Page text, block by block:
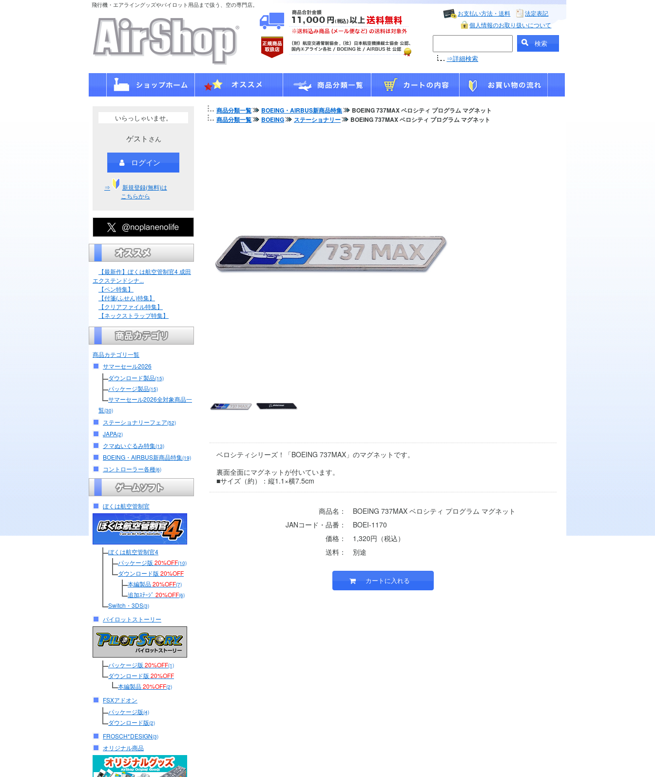
飛行機・エアライングッズやパイロット用品まで扱う、空の専門店。
お支払い方法・送料
法定表記
個人情報のお取り扱いについて
⇒詳細検索
いらっしゃいませ。
ゲスト さん
ログイン
⇒
新規登録(無料)は
こちらから
【最新作】ぼくは航空管制官4 成田
エクステンドシナ...
【ペン特集】
【付箋(ふせん)特集】
【クリアファイル特集】
【ネックストラップ特集】
商品カテゴリ一覧
サマーセール2026
ダウンロード製品(15)
パッケージ製品(15)
サマーセール2026全対象商品一
覧(30)
ステーショナリーフェア(52)
JAPA(2)
クマぬいぐるみ特集(13)
BOEING・AIRBUS新商品特集(19)
コントローラー各種(6)
ぼくは航空管制官
ぼくは航空管制官4
パッケージ版 20%OFF(10)
ダウンロード版 20%OFF
本編製品20%OFF(7)
追加ｽﾃｰｼﾞ 20%OFF(6)
Switch・3DS(3)
パイロットストーリー
パッケージ版 20%OFF(1)
ダウンロード版 20%OFF
本編製品20%OFF(2)
FSXアドオン
パッケージ版(4)
ダウンロード版(2)
FROSCH*DESIGN(3)
オリジナル商品
商品分類一覧 BOEING・AIRBUS新商品特集
BOEING 737MAX ベロシティ プログラム マグネット
商品分類一覧
BOEING ステーショナリー BOEING 737MAX ベロシティ プログラム マグネット
ベロシティシリーズ！「BOEING 737MAX」のマグネットです。
裏面全面にマグネットが付いています。
■サイズ（約）：縦1.1×横7.5cm
商品名：
BOEING 737MAX ベロシティ プログラム マグネット
JANコード・品番：
BOEI-1170
価格：
1,320円（税込）
送料：
別途